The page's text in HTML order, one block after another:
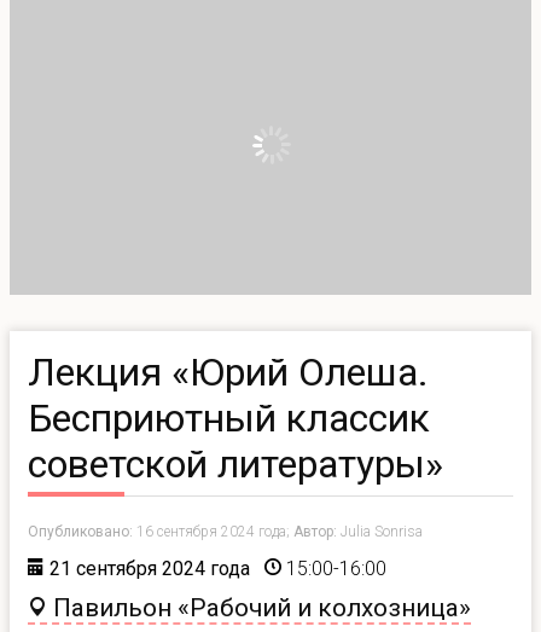
Лекция «Юрий Олеша.
Бесприютный классик
советской литературы»
Опубликовано: 16 сентября 2024 года; Автор: Julia Sonrisa
21 сентября 2024 года 15:00-16:00
Павильон «Рабочий и колхозница»